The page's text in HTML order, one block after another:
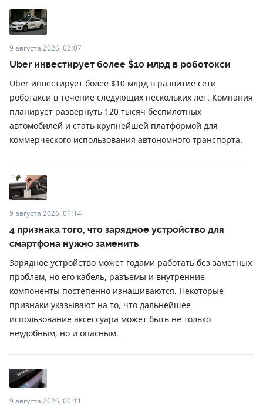
9 августа 2026, 02:07
Uber инвестирует более $10 млрд в роботокси
Uber инвестирует более $10 млрд в развитие сети
роботакси в течение следующих нескольких лет. Компания
планирует развернуть 120 тысяч беспилотных
автомобилей и стать крупнейшей платформой для
коммерческого использования автономного транспорта.
9 августа 2026, 01:14
4 признака того, что зарядное устройство для
смартфона нужно заменить
Зарядное устройство может годами работать без заметных
проблем, но его кабель, разъемы и внутренние
компоненты постепенно изнашиваются. Некоторые
признаки указывают на то, что дальнейшее
использование аксессуара может быть не только
неудобным, но и опасным.
9 августа 2026, 00:11